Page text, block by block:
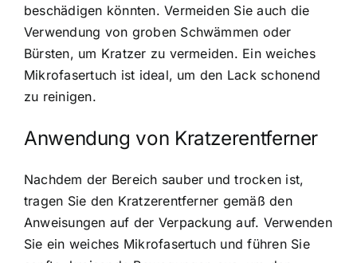
beschädigen könnten. Vermeiden Sie auch die
Verwendung von groben Schwämmen oder
Bürsten, um Kratzer zu vermeiden. Ein weiches
Mikrofasertuch ist ideal, um den Lack schonend
zu reinigen.
Anwendung von Kratzerentferner
Nachdem der Bereich sauber und trocken ist,
tragen Sie den Kratzerentferner gemäß den
Anweisungen auf der Verpackung auf. Verwenden
Sie ein weiches Mikrofasertuch und führen Sie